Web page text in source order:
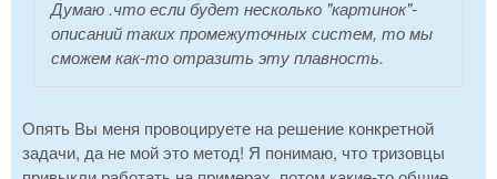
Думаю .что если будет несколько "картинок"-
описаний таких промежуточных систем, то мы
сможем как-то отразить эту плавность.
Опять Вы меня провоцируете на решение конкретной
задачи, да не мой это метод! Я понимаю, что тризовцы